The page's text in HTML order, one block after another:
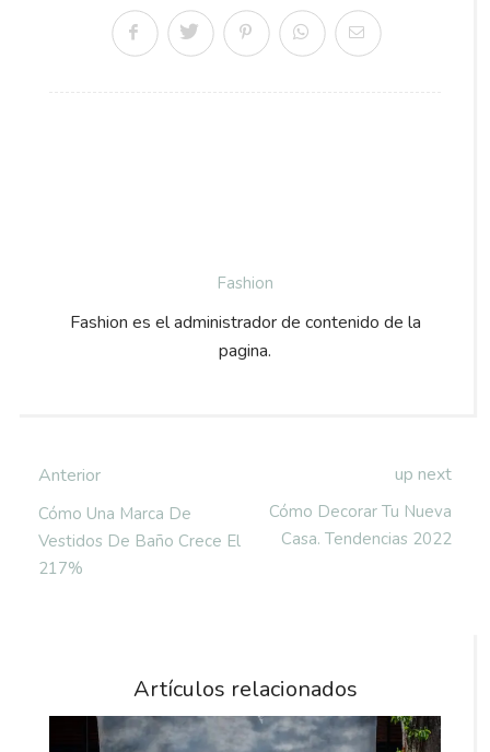
Fashion
Fashion es el administrador de contenido de la
pagina.
Anterior
Cómo Una Marca De
Vestidos De Baño Crece El
217%
up next
Cómo Decorar Tu Nueva
Casa. Tendencias 2022
Artículos relacionados